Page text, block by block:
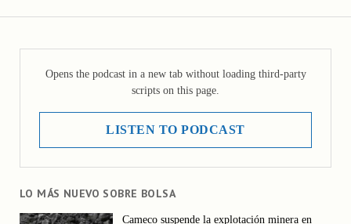
Opens the podcast in a new tab without loading third-party
scripts on this page.
LISTEN TO PODCAST
LO MÁS NUEVO SOBRE BOLSA
Cameco suspende la explotación minera en